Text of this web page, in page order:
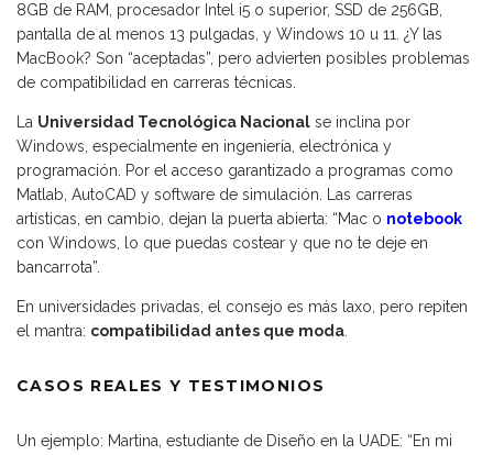
8GB de RAM, procesador Intel i5 o superior, SSD de 256GB,
pantalla de al menos 13 pulgadas, y Windows 10 u 11. ¿Y las
MacBook? Son “aceptadas”, pero advierten posibles problemas
de compatibilidad en carreras técnicas.
La Universidad Tecnológica Nacional se inclina por
Windows, especialmente en ingeniería, electrónica y
programación. Por el acceso garantizado a programas como
Matlab, AutoCAD y software de simulación. Las carreras
artísticas, en cambio, dejan la puerta abierta: “Mac o notebook
con Windows, lo que puedas costear y que no te deje en
bancarrota”.
En universidades privadas, el consejo es más laxo, pero repiten
el mantra: compatibilidad antes que moda
CASOS REALES Y TESTIMONIOS
Un ejemplo: Martina, estudiante de Diseño en la UADE: “En mi